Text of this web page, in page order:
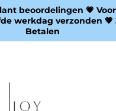
beoordelingen 💗
werkdag verzonden 💗
Betalen